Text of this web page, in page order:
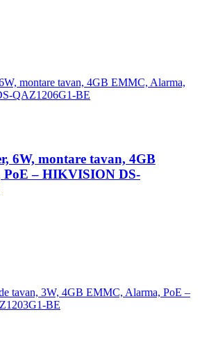
6W, montare tavan, 4GB
– HIKVISION DS-